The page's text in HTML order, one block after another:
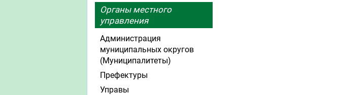
Органы местного
управления
Администрация
муниципальных округов
(Муниципалитеты)
Префектуры
Управы